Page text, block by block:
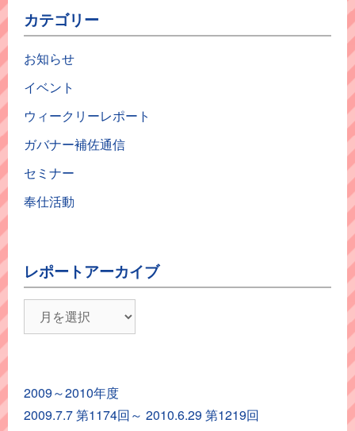
カテゴリー
お知らせ
イベント
ウィークリーレポート
ガバナー補佐通信
セミナー
奉仕活動
レポートアーカイブ
ポ
ア
ー
2009～2010年度
2009.7.7 第1174回～ 2010.6.29 第1219回